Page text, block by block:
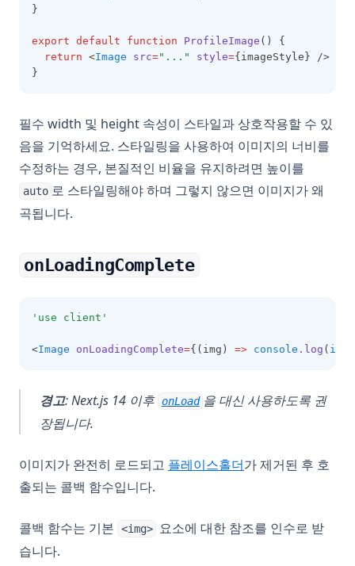
}
export default function ProfileImage () {
return <Image src="..." style={imageStyle} />
}
필수 width 및 height 속성이 스타일과 상호작용할 수 있
음을 기억하세요. 스타일링을 사용하여 이미지의 너비를
수정하는 경우, 본질적인 비율을 유지하려면 높이를
auto 로 스타일링해야 하며 그렇지 않으면 이미지가 왜
곡됩니다.
onLoadingComplete
'use client'
<Image onLoadingComplete={(img) => console .log ( img
경고: Next.js 14 이후 onLoad 을 대신 사용하도록 권
장됩니다.
이미지가 완전히 로드되고 플레이스홀더가 제거된 후 호
출되는 콜백 함수입니다.
콜백 함수는 기본 <img> 요소에 대한 참조를 인수로 받
습니다.